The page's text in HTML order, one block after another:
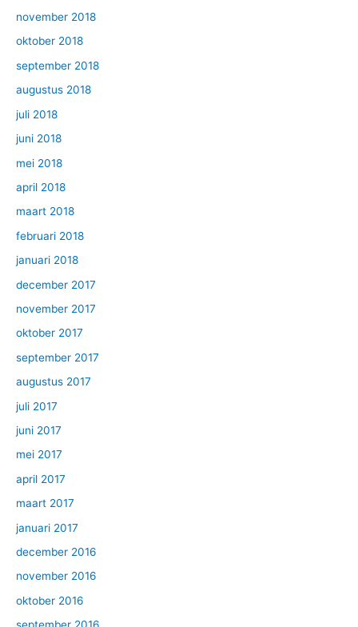
november 2018
oktober 2018
september 2018
augustus 2018
juli 2018
juni 2018
mei 2018
april 2018
maart 2018
februari 2018
januari 2018
december 2017
november 2017
oktober 2017
september 2017
augustus 2017
juli 2017
juni 2017
mei 2017
april 2017
maart 2017
januari 2017
december 2016
november 2016
oktober 2016